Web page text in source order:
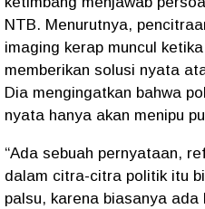
NTB. Menurutnya,
imaging kerap muncul
memberikan solusi nyata
Dia mengingatkan bahwa
nyata hanya akan menipu
“Ada sebuah pernyataan,
dalam citra-citra politik itu
palsu, karena biasanya